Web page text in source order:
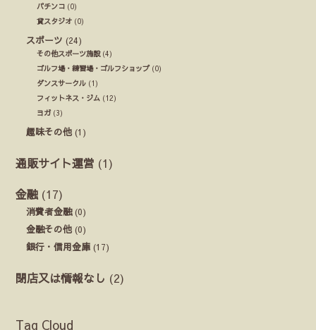
パチンコ (0)
貸スタジオ (0)
スポーツ (24)
その他スポーツ施設(4)
ゴルフ場・練習場・ゴルフショップ(0)
ダンスサークル (1)
フィットネス・ジム (12)
ヨガ (3)
趣味その他 (1)
通販サイト運営 (1)
金融 (17)
消費者金融(0)
金融その他 (0)
銀行・信用金庫 (17)
閉店又は情報なし (2)
Tag Cloud